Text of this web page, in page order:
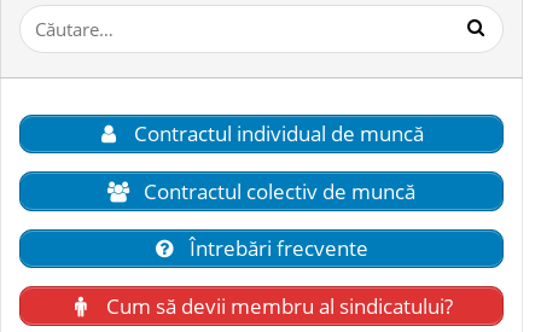
Caută
după:
Contractul individual de muncă
Contractul colectiv de muncă
Întrebări frecvente
Cum să devii membru al sindicatului?